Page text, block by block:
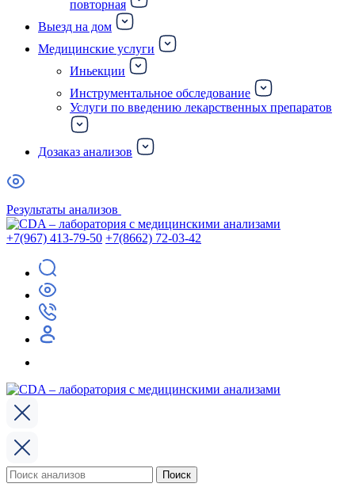
повторная
Выезд на дом
Медицинские услуги
Иньекции
Инструментальное обследование
Услуги по введению лекарственных препаратов
Дозаказ анализов
Результаты анализов
+7(967) 413-79-50 +7(8662) 72-03-42
Поиск
по:
Поиск